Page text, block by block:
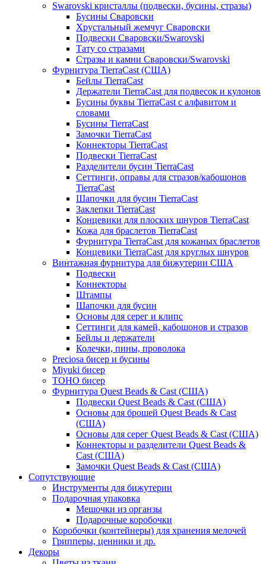
Swarovski кристаллы (подвески, бусины, стразы)
Бусины Сваровски
Хрустальный жемчуг Сваровски
Подвески Сваровски/Swarovski
Тату со стразами
Стразы и камни Сваровски/Swarovski
Фурнитура TierraCast (США)
Бейлы TierraCast
Держатели TierraCast для подвесок и кулонов
Бусины буквы TierraCast с алфавитом и
словами
Бусины TierraCast
Замочки TierraCast
Коннекторы TierraCast
Подвески TierraCast
Разделители бусин TierraCast
Сеттинги, оправы для стразов/кабошонов
TierraCast
Шапочки для бусин TierraCast
Заклепки TierraCast
Концевики для плоских шнуров TierraCast
Кожа для браслетов TierraCast
Фурнитура TierraCast для кожаных браслетов
Концевики TierraCast для круглых шнуров
Винтажная фурнитура для бижутерии США
Подвески
Коннекторы
Штампы
Шапочки для бусин
Основы для серег и клипс
Сеттинги для камей, кабошонов и стразов
Бейлы и держатели
Колечки, пины, проволока
Preciosa бисер и бусины
Miyuki бисер
TOHO бисер
Фурнитура Quest Beads & Cast (США)
Подвески Quest Beads & Cast (США)
Основы для брошей Quest Beads & Cast
(США)
Основы для серег Quest Beads & Cast (США)
Коннекторы и разделители Quest Beads &
Cast (США)
Замочки Quest Beads & Cast (США)
Сопутствующие
Инструменты для бижутерии
Подарочная упаковка
Мешочки из органзы
Подарочные коробочки
Коробочки (контейнеры) для хранения мелочей
Грипперы, ценники и др.
Декоры